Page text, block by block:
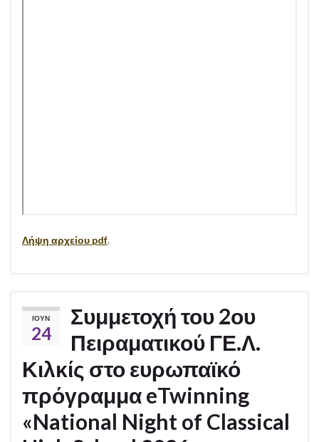
Λήψη αρχείου pdf.
ΙΟΎΝ
24
Συμμετοχή του 2ου
Πειραματικού ΓΕ.Λ.
Κιλκίς στο ευρωπαϊκό
πρόγραμμα eTwinning
«National Night of Classical